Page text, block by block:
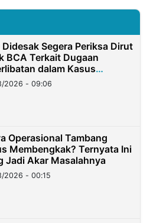
Didesak Segera Periksa Dirut
BCA Terkait Dugaan
dalam Kasus
Dana Nasabah Rp2,58
2026 - 09:06
Operasional Tambang
Membengkak? Ternyata Ini
Jadi Akar Masalahnya
2026 - 00:15